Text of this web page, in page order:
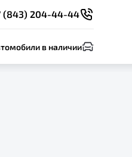
(843) 204-44-44
в наличии